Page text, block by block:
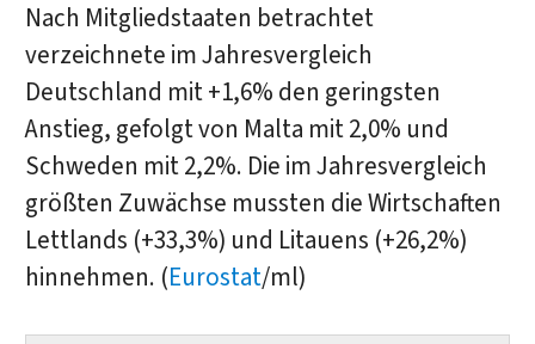
Nach Mitgliedstaaten betrachtet
verzeichnete im Jahresvergleich
Deutschland mit +1,6% den geringsten
Anstieg, gefolgt von Malta mit 2,0% und
Schweden mit 2,2%. Die im Jahresvergleich
größten Zuwächse mussten die Wirtschaften
Lettlands (+33,3%) und Litauens (+26,2%)
hinnehmen. (Eurostat/ml)